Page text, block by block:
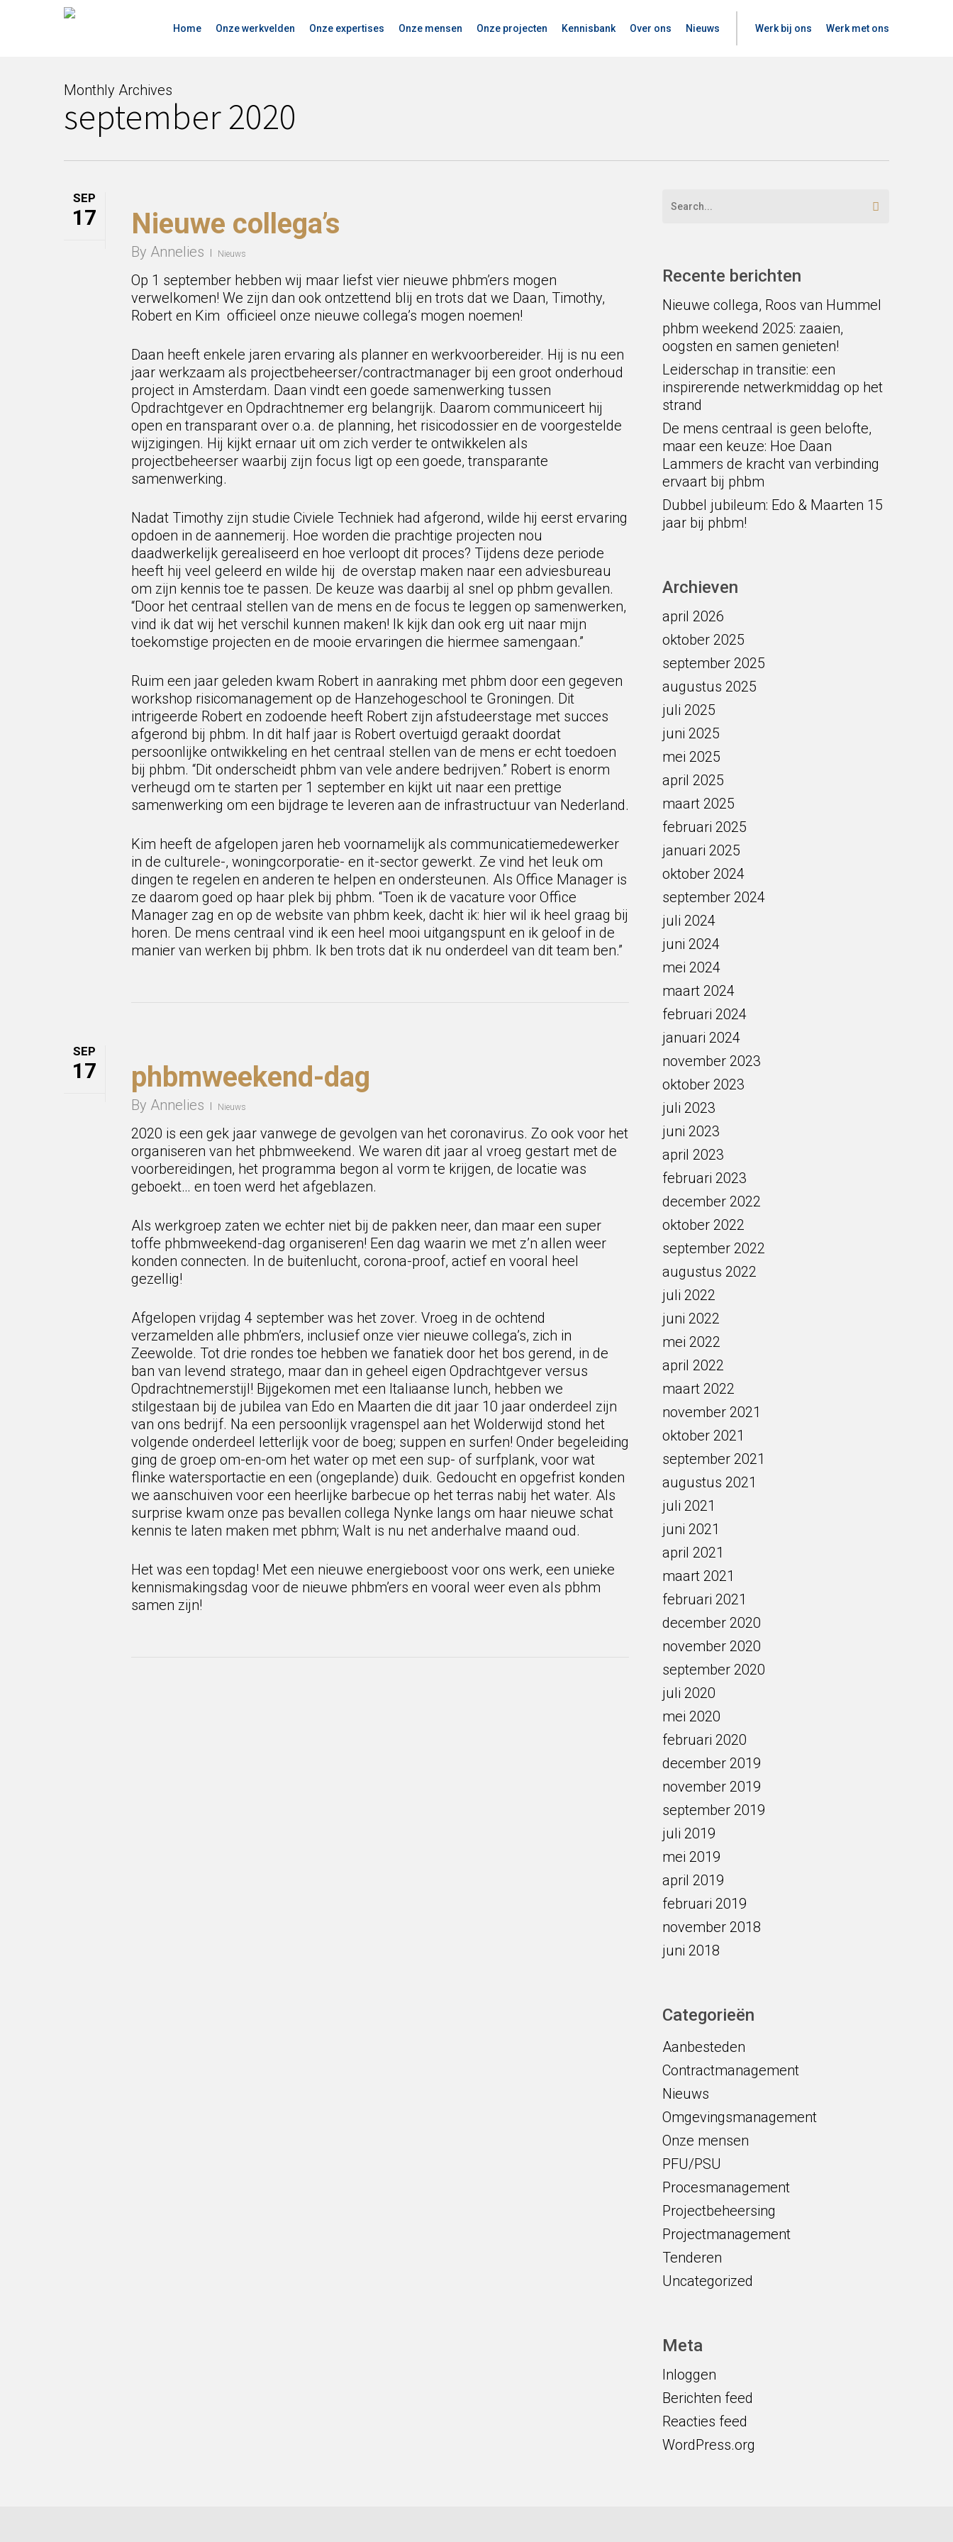
Home Onze werkvelden Onze expertises Onze mensen Onze projecten Kennisbank Over ons Nieuws Werk bij ons Werk met ons
Monthly Archives
september 2020
SEP
17 Nieuwe collega’s
By Annelies Nieuws
Op 1 september hebben wij maar liefst vier nieuwe phbm’ers mogen
verwelkomen! We zijn dan ook ontzettend blij en trots dat we Daan, Timothy,
Robert en Kim officieel onze nieuwe collega’s mogen noemen!
Daan heeft enkele jaren ervaring als planner en werkvoorbereider. Hij is nu een
jaar werkzaam als projectbeheerser/contractmanager bij een groot onderhoud
project in Amsterdam. Daan vindt een goede samenwerking tussen
Opdrachtgever en Opdrachtnemer erg belangrijk. Daarom communiceert hij
open en transparant over o.a. de planning, het risicodossier en de voorgestelde
wijzigingen. Hij kijkt ernaar uit om zich verder te ontwikkelen als
projectbeheerser waarbij zijn focus ligt op een goede, transparante
samenwerking.
Nadat Timothy zijn studie Civiele Techniek had afgerond, wilde hij eerst ervaring
opdoen in de aannemerij. Hoe worden die prachtige projecten nou
daadwerkelijk gerealiseerd en hoe verloopt dit proces? Tijdens deze periode
heeft hij veel geleerd en wilde hij de overstap maken naar een adviesbureau
om zijn kennis toe te passen. De keuze was daarbij al snel op phbm gevallen.
“Door het centraal stellen van de mens en de focus te leggen op samenwerken,
vind ik dat wij het verschil kunnen maken! Ik kijk dan ook erg uit naar mijn
toekomstige projecten en de mooie ervaringen die hiermee samengaan.”
Ruim een jaar geleden kwam Robert in aanraking met phbm door een gegeven
workshop risicomanagement op de Hanzehogeschool te Groningen. Dit
intrigeerde Robert en zodoende heeft Robert zijn afstudeerstage met succes
afgerond bij phbm. In dit half jaar is Robert overtuigd geraakt doordat
persoonlijke ontwikkeling en het centraal stellen van de mens er echt toedoen
bij phbm. “Dit onderscheidt phbm van vele andere bedrijven.” Robert is enorm
verheugd om te starten per 1 september en kijkt uit naar een prettige
samenwerking om een bijdrage te leveren aan de infrastructuur van Nederland.
Kim heeft de afgelopen jaren heb voornamelijk als communicatiemedewerker
in de culturele-, woningcorporatie- en it-sector gewerkt. Ze vind het leuk om
dingen te regelen en anderen te helpen en ondersteunen. Als Office Manager is
ze daarom goed op haar plek bij phbm. “Toen ik de vacature voor Office
Manager zag en op de website van phbm keek, dacht ik: hier wil ik heel graag bij
horen. De mens centraal vind ik een heel mooi uitgangspunt en ik geloof in de
manier van werken bij phbm. Ik ben trots dat ik nu onderdeel van dit team ben.”
SEP
17 phbmweekend-dag
By Annelies Nieuws
2020 is een gek jaar vanwege de gevolgen van het coronavirus. Zo ook voor het
organiseren van het phbmweekend. We waren dit jaar al vroeg gestart met de
voorbereidingen, het programma begon al vorm te krijgen, de locatie was
geboekt… en toen werd het afgeblazen.
Als werkgroep zaten we echter niet bij de pakken neer, dan maar een super
toffe phbmweekend-dag organiseren! Een dag waarin we met z’n allen weer
konden connecten. In de buitenlucht, corona-proof, actief en vooral heel
gezellig!
Afgelopen vrijdag 4 september was het zover. Vroeg in de ochtend
verzamelden alle phbm’ers, inclusief onze vier nieuwe collega’s, zich in
Zeewolde. Tot drie rondes toe hebben we fanatiek door het bos gerend, in de
ban van levend stratego, maar dan in geheel eigen Opdrachtgever versus
Opdrachtnemerstijl! Bijgekomen met een Italiaanse lunch, hebben we
stilgestaan bij de jubilea van Edo en Maarten die dit jaar 10 jaar onderdeel zijn
van ons bedrijf. Na een persoonlijk vragenspel aan het Wolderwijd stond het
volgende onderdeel letterlijk voor de boeg; suppen en surfen! Onder begeleiding
ging de groep om-en-om het water op met een sup- of surfplank, voor wat
flinke watersportactie en een (ongeplande) duik. Gedoucht en opgefrist konden
we aanschuiven voor een heerlijke barbecue op het terras nabij het water. Als
surprise kwam onze pas bevallen collega Nynke langs om haar nieuwe schat
kennis te laten maken met pbhm; Walt is nu net anderhalve maand oud.
Het was een topdag! Met een nieuwe energieboost voor ons werk, een unieke
kennismakingsdag voor de nieuwe phbm’ers en vooral weer even als pbhm
samen zijn!
Recente berichten
Nieuwe collega, Roos van Hummel
phbm weekend 2025: zaaien,
oogsten en samen genieten!
Leiderschap in transitie: een
inspirerende netwerkmiddag op het
strand
De mens centraal is geen belofte,
maar een keuze: Hoe Daan
Lammers de kracht van verbinding
ervaart bij phbm
Dubbel jubileum: Edo & Maarten 15
jaar bij phbm!
Archieven
april 2026
oktober 2025
september 2025
augustus 2025
juli 2025
juni 2025
mei 2025
april 2025
maart 2025
februari 2025
januari 2025
oktober 2024
september 2024
juli 2024
juni 2024
mei 2024
maart 2024
februari 2024
januari 2024
november 2023
oktober 2023
juli 2023
juni 2023
april 2023
februari 2023
december 2022
oktober 2022
september 2022
augustus 2022
juli 2022
juni 2022
mei 2022
april 2022
maart 2022
november 2021
oktober 2021
september 2021
augustus 2021
juli 2021
juni 2021
april 2021
maart 2021
februari 2021
december 2020
november 2020
september 2020
juli 2020
mei 2020
februari 2020
december 2019
november 2019
september 2019
juli 2019
mei 2019
april 2019
februari 2019
november 2018
juni 2018
Categorieën
Aanbesteden
Contractmanagement
Nieuws
Omgevingsmanagement
Onze mensen
PFU/PSU
Procesmanagement
Projectbeheersing
Projectmanagement
Tenderen
Uncategorized
Meta
Inloggen
Berichten feed
Reacties feed
WordPress.org